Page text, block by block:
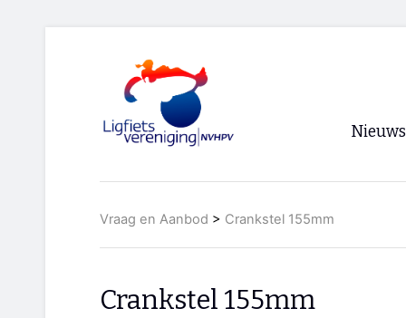
Nieuws
Vraag en Aanbod > Crankstel 155mm
Crankstel 155mm